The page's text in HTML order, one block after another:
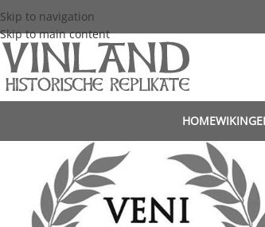
Skip to navigation
Skip to main content
HOME